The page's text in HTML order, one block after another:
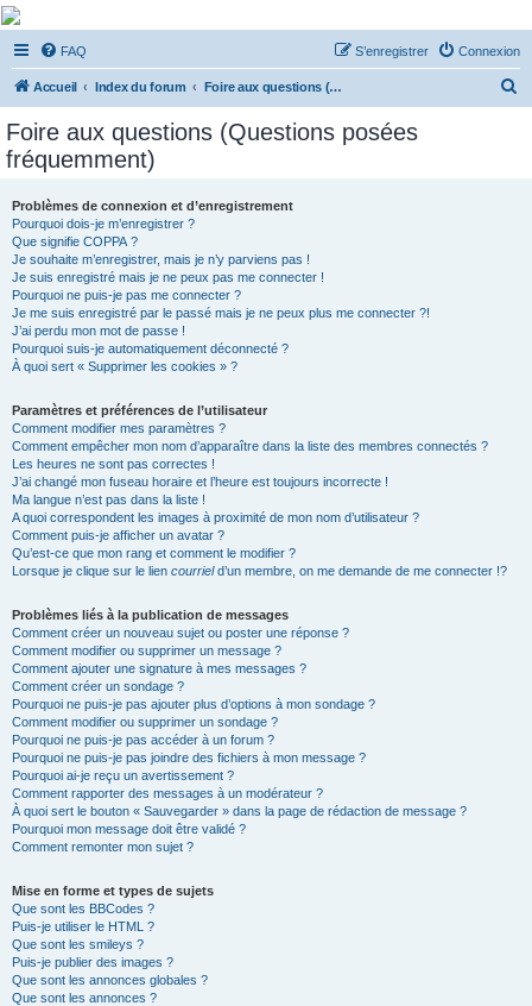
De Musicae Militari -
Forums
Forums de discussions
FAQ Connexion
S’enregistrer
Accueil Index du forum Foire aux questions (Questions posées fréquemment)
Foire aux questions (Questions posées
fréquemment)
Problèmes de connexion et d’enregistrement
Pourquoi dois-je m’enregistrer ?
Que signifie COPPA ?
Je souhaite m’enregistrer, mais je n’y parviens pas !
Je suis enregistré mais je ne peux pas me connecter !
Pourquoi ne puis-je pas me connecter ?
Je me suis enregistré par le passé mais je ne peux plus me connecter ?!
J’ai perdu mon mot de passe !
Pourquoi suis-je automatiquement déconnecté ?
À quoi sert « Supprimer les cookies » ?
Paramètres et préférences de l’utilisateur
Comment modifier mes paramètres ?
Comment empêcher mon nom d’apparaître dans la liste des membres connectés ?
Les heures ne sont pas correctes !
J’ai changé mon fuseau horaire et l’heure est toujours incorrecte !
Ma langue n’est pas dans la liste !
A quoi correspondent les images à proximité de mon nom d’utilisateur ?
Comment puis-je afficher un avatar ?
Qu’est-ce que mon rang et comment le modifier ?
Lorsque je clique sur le lien courrield’un membre, on me demande de me connecter !?
Problèmes liés à la publication de messages
Comment créer un nouveau sujet ou poster une réponse ?
Comment modifier ou supprimer un message ?
Comment ajouter une signature à mes messages ?
Comment créer un sondage ?
Pourquoi ne puis-je pas ajouter plus d’options à mon sondage ?
Comment modifier ou supprimer un sondage ?
Pourquoi ne puis-je pas accéder à un forum ?
Pourquoi ne puis-je pas joindre des fichiers à mon message ?
Pourquoi ai-je reçu un avertissement ?
Comment rapporter des messages à un modérateur ?
À quoi sert le bouton « Sauvegarder » dans la page de rédaction de message ?
Pourquoi mon message doit être validé ?
Comment remonter mon sujet ?
Mise en forme et types de sujets
Que sont les BBCodes ?
Puis-je utiliser le HTML ?
Que sont les smileys ?
Puis-je publier des images ?
Que sont les annonces globales ?
Que sont les annonces ?